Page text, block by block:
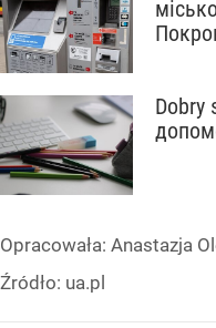
Dobry
Opracowała: Anastazja
Źródło: ua.pl